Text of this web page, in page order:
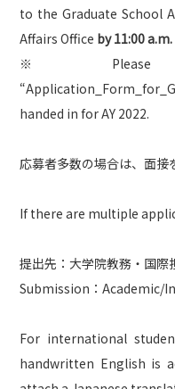
to the Graduate School
Affairs Office by 11:00
handed in for AY 2022.
応募者多数の場合は、面接
If there are multiple
提出先：大学院教務・国際
Submission：Academic/
For international
handwritten English is